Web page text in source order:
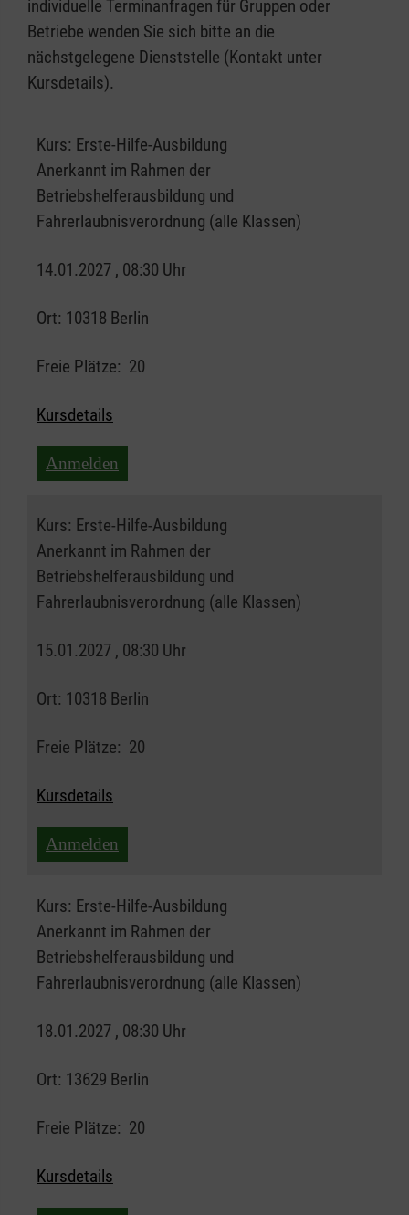
individuelle Terminanfragen für Gruppen oder
Betriebe wenden Sie sich bitte an die
nächstgelegene Dienststelle (Kontakt unter
Kursdetails).
Kurs: Erste-Hilfe-Ausbildung
Anerkannt im Rahmen der
Betriebshelferausbildung und
Fahrerlaubnisverordnung (alle Klassen)
14.01.2027 , 08:30 Uhr
Ort: 10318 Berlin
Freie Plätze: 20
Kursdetails
Anmelden
Kurs: Erste-Hilfe-Ausbildung
Anerkannt im Rahmen der
Betriebshelferausbildung und
Fahrerlaubnisverordnung (alle Klassen)
15.01.2027 , 08:30 Uhr
Ort: 10318 Berlin
Freie Plätze: 20
Kursdetails
Anmelden
Kurs: Erste-Hilfe-Ausbildung
Anerkannt im Rahmen der
Betriebshelferausbildung und
Fahrerlaubnisverordnung (alle Klassen)
18.01.2027 , 08:30 Uhr
Ort: 13629 Berlin
Freie Plätze: 20
Kursdetails